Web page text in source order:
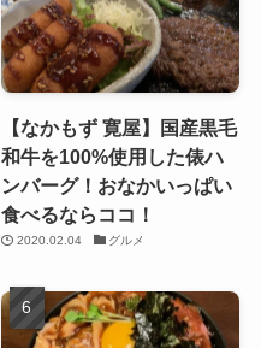
【なかもず 寛屋】国産黒毛
和牛を100%使用した俵ハ
ンバーグ！おなかいっぱい
食べるならココ！
2020.02.04 グルメ